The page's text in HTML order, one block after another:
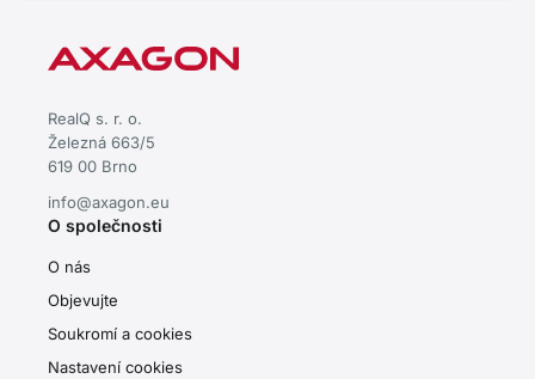
RealQ s. r. o.
Železná 663/5
619 00 Brno
info@axagon.eu
O společnosti
O nás
Objevujte
Soukromí a cookies
Nastavení cookies